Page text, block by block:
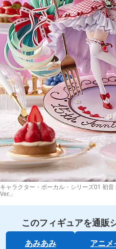
キャラクター・ボーカル・シリーズ01 初
Ver.」
このフィギュアを通販
あみあみ アニメ